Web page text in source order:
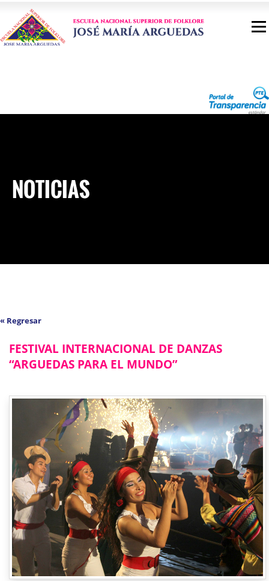
NOTICIAS
« Regresar
FESTIVAL INTERNACIONAL DE DANZAS
“ARGUEDAS PARA EL MUNDO”